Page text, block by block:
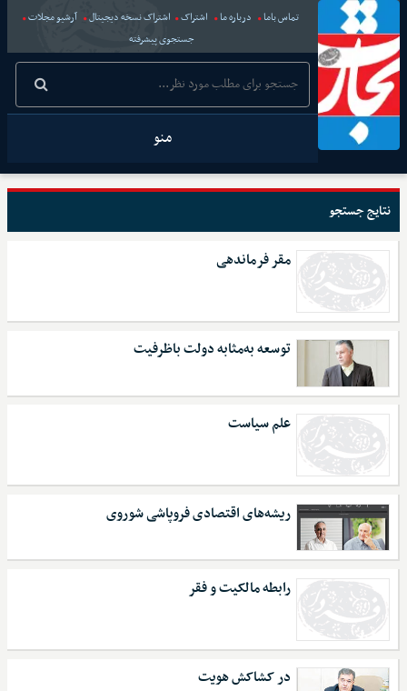
تماس باما درباره ما اشتراک اشتراک نسخه دیجیتال
آرشیو مجلات
جستجوی پیشرفته
منو
نتایج جستجو
مقر فرماندهی
توسعه به‌مثابه دولت باظرفیت
علم سیاست
ریشه‌های اقتصادی فروپاشی شوروی
رابطه مالکیت و فقر
در کشاکش هویت